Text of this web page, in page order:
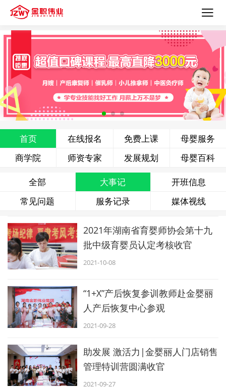
首页 在线报名 免费上课
母婴服务
商学院
师资专家 发展规划 母婴百科
全部 大事记
开班信息
常见问题
服务记录 媒体视线
2021年湖南省育婴师协会第十九
批中级育婴员认定考核收官
2021-10-08
“1+X”产后恢复参训教师赴金婴丽
人产后恢复中心参观
2021-09-28
助发展 激活力|金婴丽人门店销售
管理特训营圆满收官
2021-09-27